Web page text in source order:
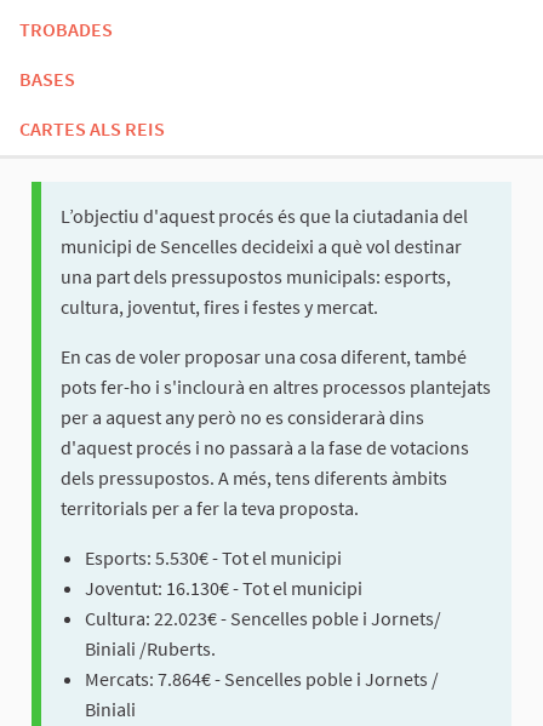
TROBADES
BASES
CARTES ALS REIS
L’objectiu d'aquest procés és que la ciutadania del
municipi de Sencelles decideixi a què vol destinar
una part dels pressupostos municipals: esports,
cultura, joventut, fires i festes y mercat.
En cas de voler proposar una cosa diferent, també
pots fer-ho i s'inclourà en altres processos plantejats
per a aquest any però no es considerarà dins
d'aquest procés i no passarà a la fase de votacions
dels pressupostos. A més, tens diferents àmbits
territorials per a fer la teva proposta.
Esports: 5.530€ - Tot el municipi
Joventut: 16.130€ - Tot el municipi
Cultura: 22.023€ - Sencelles poble i Jornets/
Biniali /Ruberts.
Mercats: 7.864€ - Sencelles poble i Jornets /
Biniali